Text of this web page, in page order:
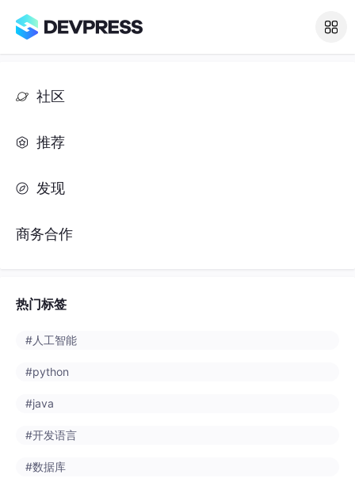
社区
推荐
发现
商务合作
热门标签
#人工智能
#python
#java
#开发语言
#数据库